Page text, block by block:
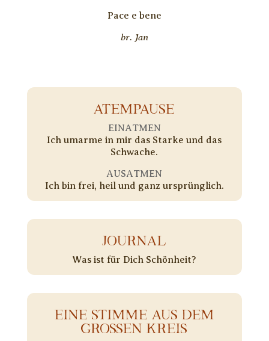
Pace e bene
br. Jan
ATEMPAUSE
EINATMEN
Ich umarme in mir das Starke und das
Schwache.
AUSATMEN
Ich bin frei, heil und ganz ursprünglich.
JOURNAL
Was ist für Dich Schönheit?
EINE STIMME AUS DEM
GROSSEN KREIS